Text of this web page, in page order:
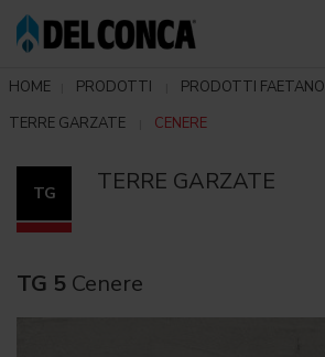
HOME PRODOTTI PRODOTTI FAETANO
TERRE GARZATE
CENERE
TG TERRE GARZATE
TG 5 Cenere